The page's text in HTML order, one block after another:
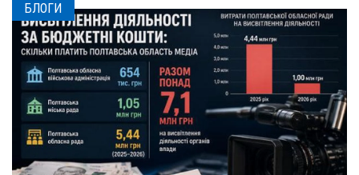
БЛОГИ